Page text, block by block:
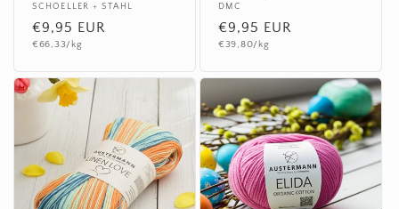
Anbieter:
SCHOELLER + STAHL
Normaler
Preis
€9,95 EUR
Grundpreis
€66,33/kg
Anbieter:
DMC
Normaler
Preis
€9,95 EUR
Grundpreis
€39,80/kg